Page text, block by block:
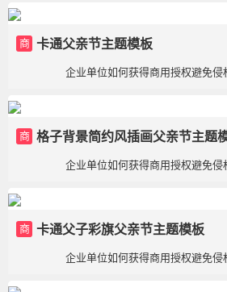
商 卡通父亲节主题模板
企业单位如何获得商用授权避免侵
商 格子背景简约风插画父亲节主题
企业单位如何获得商用授权避免侵
商 卡通父子彩旗父亲节主题模板
企业单位如何获得商用授权避免侵